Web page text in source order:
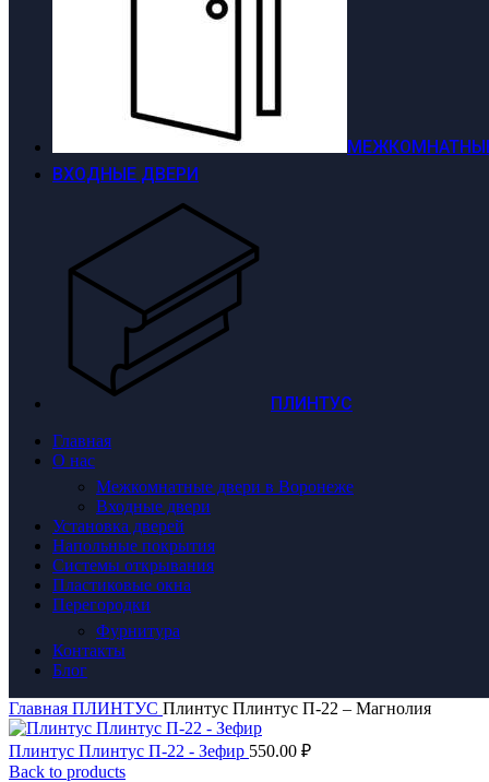
ВХОДНЫЕ ДВЕРИ
ПЛИНТУС
Главная
О нас
Межкомнатные двери в Воронеже
Входные двери
Установка дверей
Напольные покрытия
Системы открывания
Пластиковые окна
Перегородки
Фурнитура
Контакты
Блог
Главная ПЛИНТУС Плинтус Плинтус П-22 – Магнолия
Плинтус Плинтус П-22 - Зефир 550.00 ₽
Back to products